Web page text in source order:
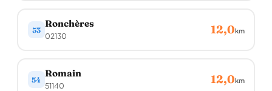
53
Ronchères
02130 12,0km
54
Romain
51140 12,0km